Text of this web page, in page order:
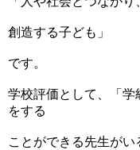
創造する子ども」
です。
学校評価として、「
をする
ことができる先生が